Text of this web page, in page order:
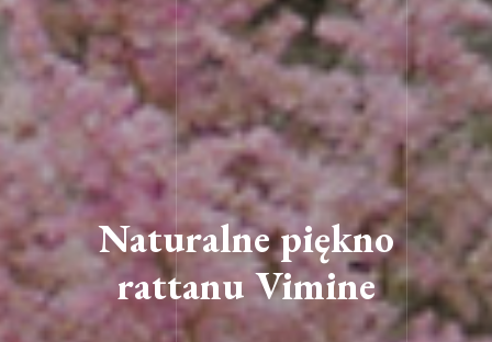
Naturalne piękno
rattanu Vimine